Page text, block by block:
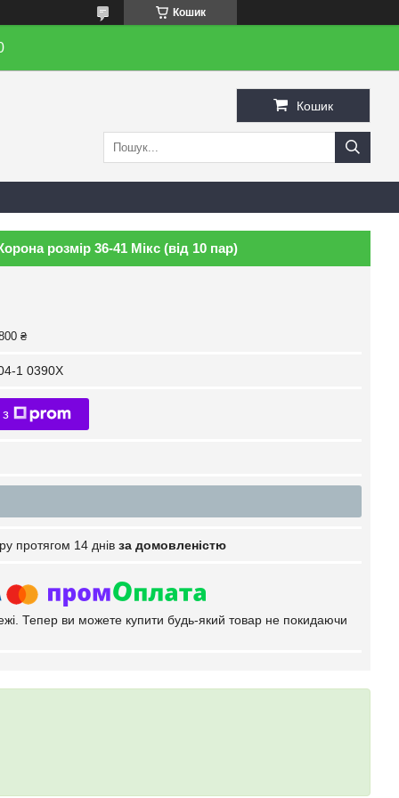
Кошик
Кошик
розмір 36-41 Мікс (від 10 пар)
₴
1 0390X
протягом 14 днів за домовленістю
Тепер ви можете купити будь-який товар не покидаючи